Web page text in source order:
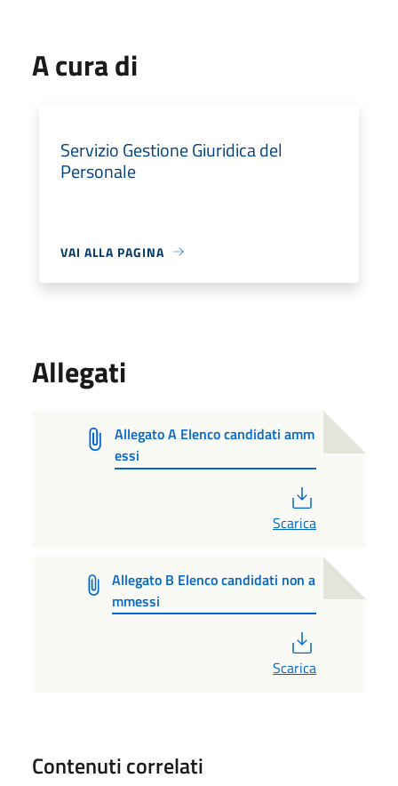
A cura di
Servizio Gestione Giuridica del
Personale
VAI ALLA PAGINA
Allegati
Allegato A Elenco candidati amm
essi
Scarica
Allegato B Elenco candidati non a
mmessi
Scarica
Contenuti correlati